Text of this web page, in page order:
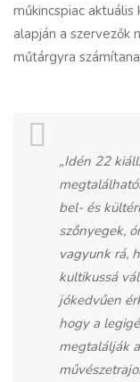
műkincspiac
alapján a
műtárgyra
„Idén 22
bel- és
szőnyegek,
vagyunk rá,
kultikussá
jókedvűen
hogy a
megtalálják